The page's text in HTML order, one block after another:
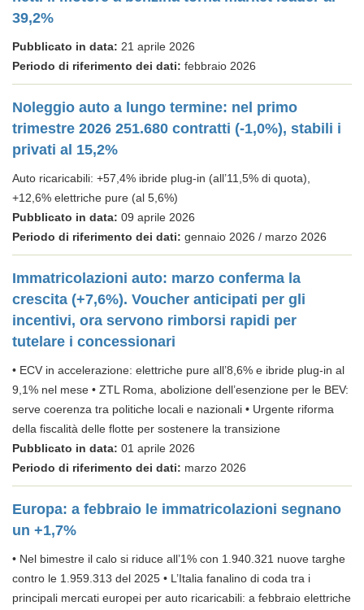
39,2%
Pubblicato in data: 21 aprile 2026
Periodo di riferimento dei dati: febbraio 2026
Noleggio auto a lungo termine: nel primo
trimestre 2026 251.680 contratti (-1,0%), stabili i
privati al 15,2%
Auto ricaricabili: +57,4% ibride plug-in (all’11,5% di quota),
+12,6% elettriche pure (al 5,6%)
Pubblicato in data: 09 aprile 2026
Periodo di riferimento dei dati: gennaio 2026 / marzo 2026
Immatricolazioni auto: marzo conferma la
crescita (+7,6%). Voucher anticipati per gli
incentivi, ora servono rimborsi rapidi per
tutelare i concessionari
• ECV in accelerazione: elettriche pure all’8,6% e ibride plug-in al
9,1% nel mese • ZTL Roma, abolizione dell’esenzione per le BEV:
serve coerenza tra politiche locali e nazionali • Urgente riforma
della fiscalità delle flotte per sostenere la transizione
Pubblicato in data: 01 aprile 2026
Periodo di riferimento dei dati: marzo 2026
Europa: a febbraio le immatricolazioni segnano
un +1,7%
• Nel bimestre il calo si riduce all’1% con 1.940.321 nuove targhe
contro le 1.959.313 del 2025 • L’Italia fanalino di coda tra i
principali mercati europei per auto ricaricabili: a febbraio elettriche